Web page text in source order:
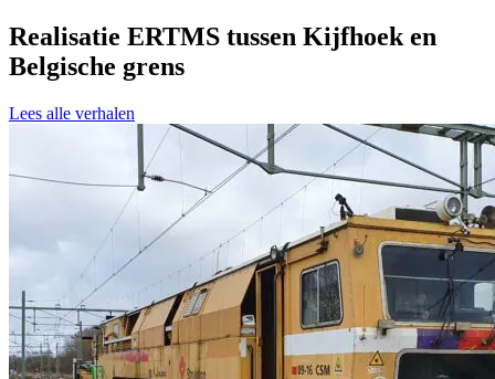
Realisatie ERTMS tussen Kijfhoek en
Belgische grens
Lees alle verhalen